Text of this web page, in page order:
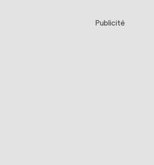
Publicité